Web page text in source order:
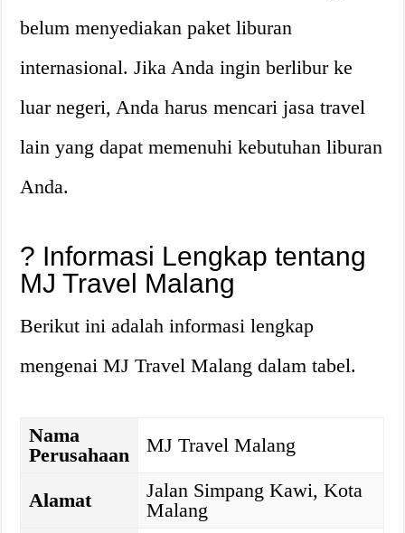
belum menyediakan paket liburan
internasional. Jika Anda ingin berlibur ke
luar negeri, Anda harus mencari jasa travel
lain yang dapat memenuhi kebutuhan liburan
Anda.
? Informasi Lengkap tentang
MJ Travel Malang
Berikut ini adalah informasi lengkap
mengenai MJ Travel Malang dalam tabel.
Nama
Perusahaan
MJ Travel Malang
Alamat
Jalan Simpang Kawi, Kota
Malang